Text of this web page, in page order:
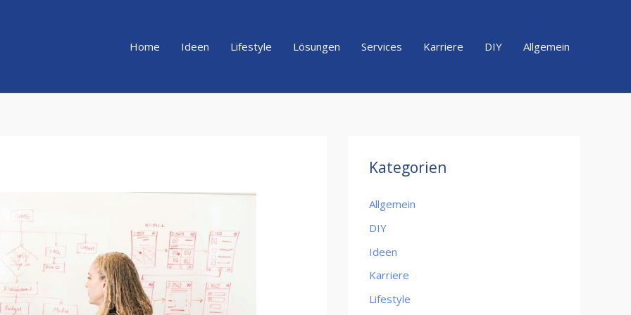
Home Ideen Lifestyle Lösungen Services Karriere DIY Allgemein
Kategorien
Allgemein
DIY
Ideen
Karriere
Lifestyle